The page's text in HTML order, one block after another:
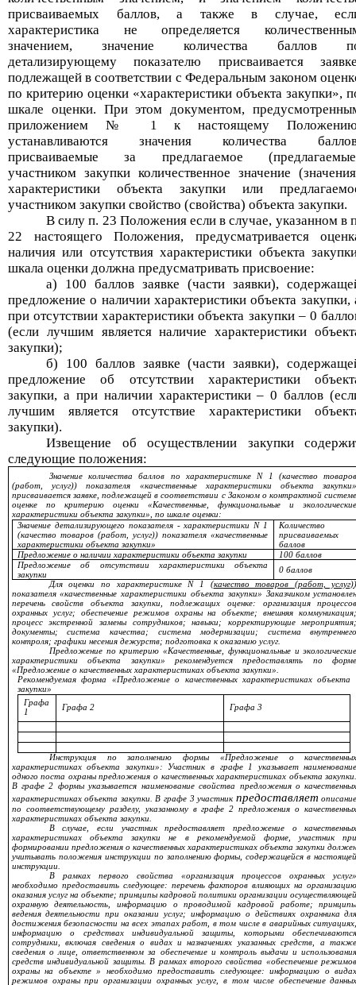
присваиваемых баллов, а также в случае,
характеристика не определяется
значением, значение количества баллов
детализирующему показателю присваивается
подлежащей в соответствии с Федеральным законом
по критерию оценки «характеристики объекта закупки»,
шкале оценки. При этом документом,
приложением №
1 к настоящему
устанавливаются значения количества
присваиваемые за предлагаемое
участником закупки количественное значение
характеристики объекта закупки или
участником закупки свойство (свойства) объекта закупки.
В силу п. 23 Положения если в случае, указанном в
22 настоящего Положения, предусматривается
наличия или отсутствия характеристики объекта
шкала оценки должна предусматривать присвоение:
а) 100 баллов заявке (части заявки),
предложение о наличии характеристики объекта закупки,
при отсутствии характеристики объекта закупки –0
(если лучшим является наличие характеристики
закупки);
б) 100 баллов заявке (части заявки),
предложение об отсутствии характеристики
закупки, а при наличии характеристики– 0 баллов
лучшим является отсутствие характеристики
закупки).
Извещение об осуществлении закупки
следующие положения:
Значение количества баллов по характеристике N 1 (качество
(работ, услуг)) показателя «качественные характеристики объекта
присваивается заявке, подлежащей в соответствии с Законом о контрактной
оценке по критерию оценки «Качественные, функциональные и
характеристики объекта закупки», по шкале оценки:
Значение детализирующего показателя - характеристики N 1
(качество товаров (работ, услуг)) показателя «качественные
характеристики объекта закупки»
Количество
присваиваемых
баллов
Предложение о наличии характеристики объекта закупки
100 баллов
Предложение об отсутствии характеристики объекта
закупки
0 баллов
Для оценки по характеристике N 1 (качество товаров (работ, услуг)
показателя «качественные характеристики объекта закупки» Заказчиком
перечень свойств объекта закупки, подлежащих оценке: организация
охранных услуг; обеспечение режимов охраны на объекте;внешняя коммуникация
процесс экстренной замены сотрудников; навыки; корректирующие
документы; система качества; система модернизации; система
контроля; графики несения дежурств; подготовка к оказанию услуг.
Предложение по критерию «Качественные, функциональные и
характеристики объекта закупки» рекомендуется предоставлять по
«Предложение о качественных характеристиках объекта закупки».
Рекомендуемая форма «Предложение о качественных характеристиках объекта
закупки»
Графа
1
Графа 2 Графа 3
Инструкция по заполнению формы «Предложение о
характеристиках объекта закупки»: Участник в графе 1 указывает
одного поста охраны предложения о качественных характеристиках объекта
В графе 2 формы указывается наименование свойства предложения о
характеристиках объекта закупки. В графе 3 участник предоставляет
по соответствующему разделу, указанному в графе 2 предложения о
характеристиках объекта закупки.
В случае, если участник предоставляет предложение о
характеристиках объекта закупки не в рекомендуемой форме, участник
формировании предложения о качественных характеристиках объекта закупки
учитывать положения инструкции по заполнению формы, содержащейся в
инструкции.
В рамках первого свойства «организация процессов охранных
необходимо предоставить следующее: перечень факторов влияющих на
оказания услуг на объекте; принципы кадровой политики организации
охранную деятельность, информацию о проводимой кадровой работе;
ведения деятельности при оказании услуг; информацию о действиях охранника
достижения безопасности на всех этапах работ, в том числе в аварийных
информацию о средствах индивидуальной защиты, которыми
сотрудники, включая сведения о видах и назначениях указанных средств, а
сведения о лице, ответственном за обеспечение и контроль выдачи и
средств индивидуальной защиты. В рамках второго свойства «обеспечение
охраны на объекте »
необходимо предоставить следующее: информацию о
режимов охраны при организации охранных услуг, в том числе обеспечение